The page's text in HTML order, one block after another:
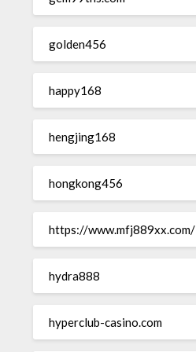
golden456
happy168
hengjing168
hongkong456
https://www.mfj889xx.com/
hydra888
hyperclub-casino.com